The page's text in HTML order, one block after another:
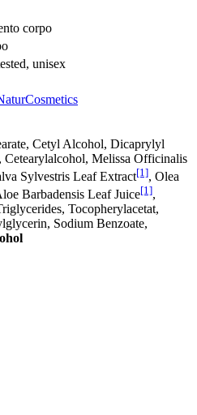
corpo
unisex
Cetyl Alcohol, Dicaprylyl
Cetearylalcohol, Melissa Officinalis
Sylvestris Leaf Extract[1], Olea
Barbadensis Leaf Juice[1],
Tocopherylacetat,
Sodium Benzoate,